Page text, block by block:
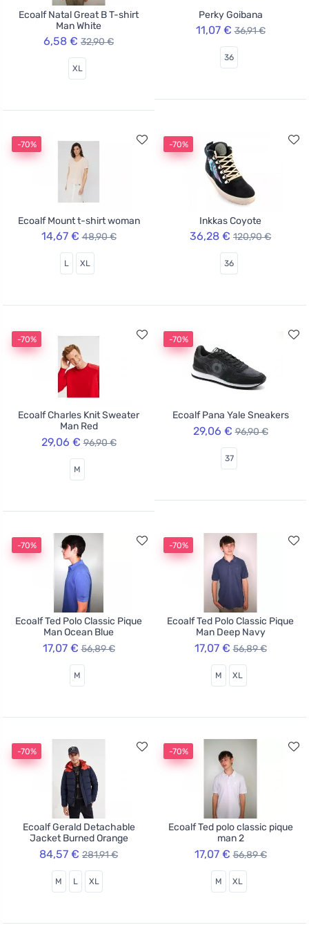
Ecoalf Natal Great B T-shirt
Man White
6,58 € 32,90 €
XL
Perky Goibana
11,07 € 36,91 €
36
-70%
Ecoalf Mount t-shirt woman
14,67 € 48,90 €
L XL
-70%
Inkkas Coyote
36,28 € 120,90 €
36
-70%
Ecoalf Charles Knit Sweater
Man Red
29,06 € 96,90 €
M
-70%
Ecoalf Pana Yale Sneakers
29,06 € 96,90 €
37
-70%
Ecoalf Ted Polo Classic Pique
Man Ocean Blue
17,07 € 56,89 €
M
-70%
Ecoalf Ted Polo Classic Pique
Man Deep Navy
17,07 € 56,89 €
M XL
-70%
Ecoalf Gerald Detachable
Jacket Burned Orange
84,57 € 281,91 €
M L XL
-70%
Ecoalf Ted polo classic pique
man 2
17,07 € 56,89 €
M XL